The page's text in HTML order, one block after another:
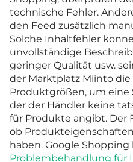
technische Fehler.
den Feed zusätzlich
Solche Inhaltfehler
unvollständige
geringer Qualität usw.
der Marktplatz Miinto
Produktgrößen, um eine
der der Händler keine
für Produkte angibt. Der
ob
haben. Google
Problembehandlung für